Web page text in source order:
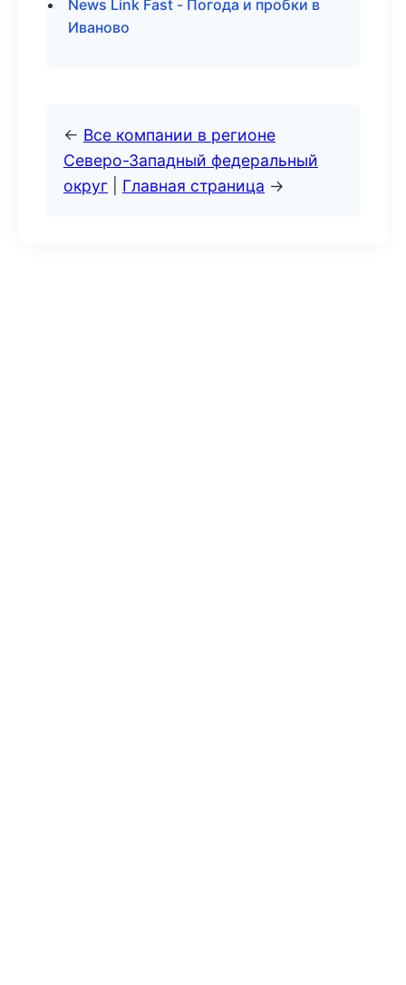
News Link Fast - Погода и пробки в
Иваново
← Все компании в регионе
Северо-Западный федеральный
округ
Главная страница →